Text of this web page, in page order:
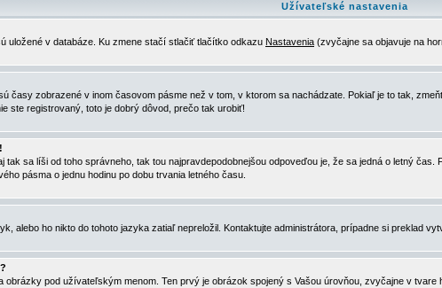
Užívateľské nastavenia
uložené v databáze. Ku zmene stačí stlačiť tlačítko odkazu Nastavenia (zvyčajne sa objavuje na
časy zobrazené v inom časovom pásme než v tom, v ktorom sa nachádzate. Pokiaľ je to tak,
ste registrovaný, toto je dobrý dôvod, prečo tak urobiť!
sa líši od toho správneho, tak tou najpravdepodobnejšou odpoveďou je, že sa jedná o letný
pásma o jednu hodinu po dobu trvania letného času.
alebo ho nikto do tohoto jazyka zatiaľ nepreložil. Kontaktujte administrátora, prípadne si preklad
pod užívateľským menom. Ten prvý je obrázok spojený s Vašou úrovňou, zvyčajne v